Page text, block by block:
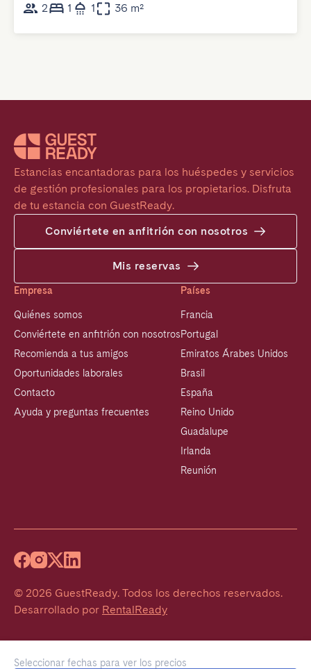
Seleccionar fechas para ver los precios
2
1 1 36 m²
Estancias encantadoras para los huéspedes y servicios
de gestión profesionales para los propietarios. Disfruta
de tu estancia con GuestReady.
Conviértete en anfitrión con nosotros
Mis reservas
Empresa
Quiénes somos
Conviértete en anfitrión con nosotros
Recomienda a tus amigos
Oportunidades laborales
Contacto
Ayuda y preguntas frecuentes
Países
Francia
Portugal
Emiratos Árabes Unidos
Brasil
España
Reino Unido
Guadalupe
Irlanda
Reunión
© 2026 GuestReady. Todos los derechos reservados.
Desarrollado por RentalReady